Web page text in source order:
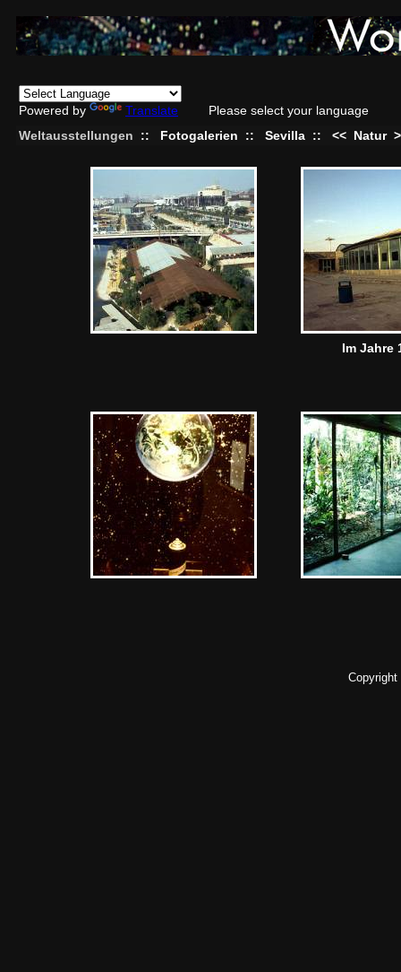
Powered by Translate
Please select your language
Weltausstellungen
:: Fotogalerien :: Sevilla :: << Natur
Im Jahre